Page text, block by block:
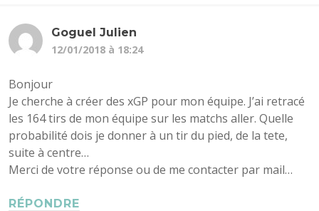
Goguel Julien
12/01/2018 à 18:24
Bonjour
Je cherche à créer des xGP pour mon équipe. J’ai retracé
les 164 tirs de mon équipe sur les matchs aller. Quelle
probabilité dois je donner à un tir du pied, de la tete,
suite à centre…
Merci de votre réponse ou de me contacter par mail…
RÉPONDRE